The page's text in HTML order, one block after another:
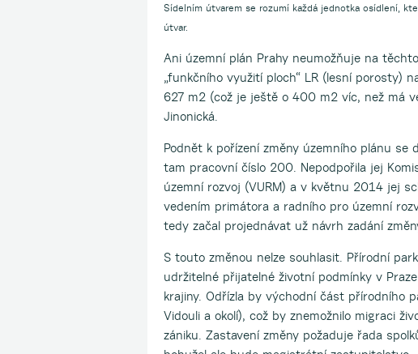
Sídelním útvarem se rozumí každá jednotka osídlení,
útvar.
Ani územní plán Prahy neumožňuje na
„funkčního využití ploch“ LR (lesní porosty)
627 m2 (což je ještě o 400 m2 víc, než má
Jinonická.
Podnět k pořízení změny územního plánu se
tam pracovní číslo 200. Nepodpořila jej
územní rozvoj (VURM) a v květnu 2014 jej
vedením primátora a radního pro územní
tedy začal projednávat už návrh zadání
S touto změnou nelze souhlasit. Přírodní
udržitelné přijatelné životní podmínky v
krajiny. Odřízla by východní část přírodního
Vidouli a okolí), což by znemožnilo migraci
zániku. Zastavení změny požaduje řada